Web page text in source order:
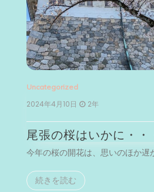
2年
はいかに・・・
花は、思いのほか遅かったですね。 […]